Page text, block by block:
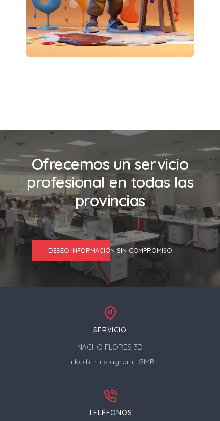
Ofrecemos un servicio
profesional en todas las
provincias
DESEO INFORMACIÓN SIN COMPROMISO
SERVICIO
NACHO FLORES 3D
LinkedIn · Instagram · GMB
TELÉFONOS